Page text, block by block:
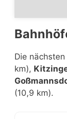
Die
km),
(10,9 km).